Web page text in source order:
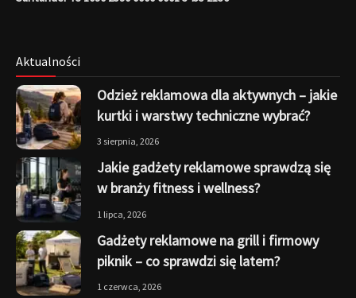
Aktualności
Odzież reklamowa dla aktywnych – jakie
kurtki i warstwy techniczne wybrać?
3 sierpnia, 2026
Jakie gadżety reklamowe sprawdzą się
w branży fitness i wellness?
1 lipca, 2026
Gadżety reklamowe na grill i firmowy
piknik – co sprawdzi się latem?
1 czerwca, 2026